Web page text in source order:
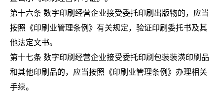
第十六条 数字印刷经营企业接受委托印刷出版物的，应当
按照《印刷业管理条例》有关规定，验证印刷委托书及其
他法定文书。
第十七条 数字印刷经营企业接受委托印刷包装装潢印刷品
和其他印刷品的，应当按照《印刷业管理条例》办理相关
手续。